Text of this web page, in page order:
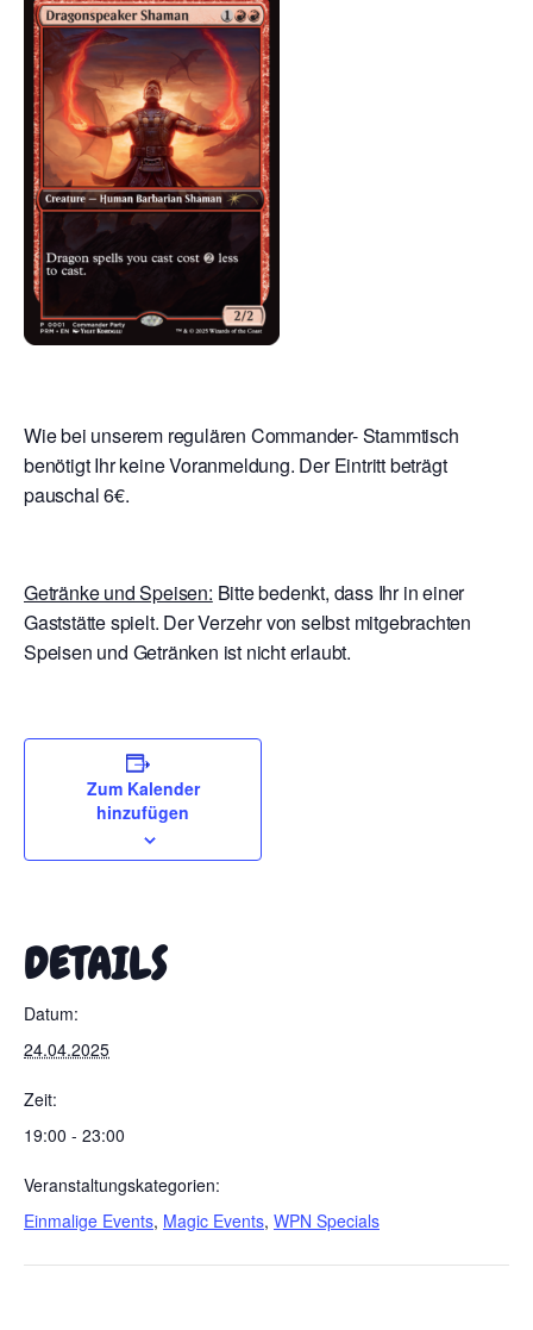
Wie bei unserem regulären Commander- Stammtisch
benötigt Ihr keine Voranmeldung. Der Eintritt beträgt
pauschal 6€.
Getränke und Speisen: Bitte bedenkt, dass Ihr in einer
Gaststätte spielt. Der Verzehr von selbst mitgebrachten
Speisen und Getränken ist nicht erlaubt.
Zum Kalender
hinzufügen
DETAILS
Datum:
24.04.2025
Zeit:
19:00 - 23:00
Veranstaltungskategorien:
Einmalige Events, Magic Events, WPN Specials